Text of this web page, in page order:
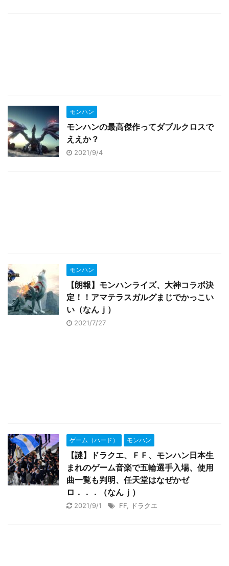
モンハン
モンハンの最高傑作ってダブルクロスで
ええか？
2021/9/4
モンハン
【朗報】モンハンライズ、大神コラボ決
定！！アマテラスガルグまじでかっこい
い（なんｊ）
2021/7/27
ゲーム（ハード） モンハン
【謎】ドラクエ、ＦＦ、モンハン日本生
まれのゲーム音楽で五輪選手入場、使用
曲一覧も判明、任天堂はなぜかゼ
ロ．．．（なんｊ）
2021/9/1 FF ドラクエ